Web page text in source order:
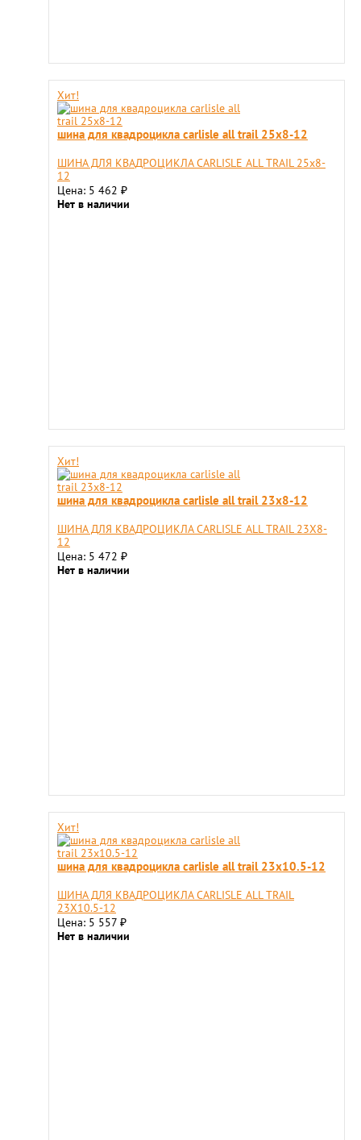
Хит!
шина для квадроцикла carlisle all trail 25x8-12
ШИНА ДЛЯ КВАДРОЦИКЛА CARLISLE ALL TRAIL 25x8-
12
Цена: 5 462 ₽
Нет в наличии
Хит!
шина для квадроцикла carlisle all trail 23x8-12
ШИНА ДЛЯ КВАДРОЦИКЛА CARLISLE ALL TRAIL 23X8-
12
Цена: 5 472 ₽
Нет в наличии
Хит!
шина для квадроцикла carlisle all trail 23x10.5-12
ШИНА ДЛЯ КВАДРОЦИКЛА CARLISLE ALL TRAIL
23X10.5-12
Цена: 5 557 ₽
Нет в наличии